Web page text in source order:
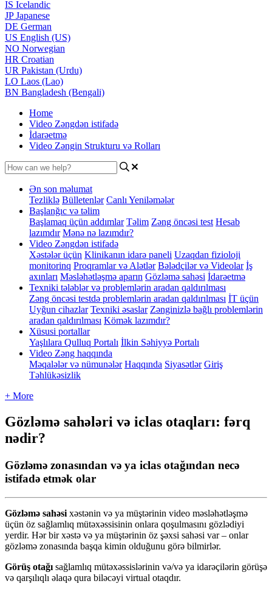
IS Icelandic
JPJapanese
DE German
US English (US)
NO Norwegian
HR Croatian
UR Pakistan (Urdu)
LO Laos (Lao)
BN Bangladesh (Bengali)
Home
Video Zəngdən istifadə
İdarəetmə
Video Zəngin Strukturu və Rolları
Ən son məlumat
Tezliklə Bülletenlər Canlı Yeniləmələr
Başlanğıc və təlim
Başlamaq üçün addımlar Təlim Zəng öncəsi test Hesab
lazımdır Mənə nə lazımdır?
Video Zəngdən istifadə
Xəstələr üçün Klinikanın idarə paneli Uzaqdan fizioloji
monitorinq Proqramlar və Alətlər Bələdçilər və Videolar İş
axınları Məsləhətləşmə aparın Gözləmə sahəsi İdarəetmə
Texniki tələblər və problemlərin aradan qaldırılması
Zəng öncəsi testdə problemlərin aradan qaldırılması İT üçün
Uyğun cihazlar Texniki əsaslar Zənginizlə bağlı problemlərin
aradan qaldırılması Kömək lazımdır?
Xüsusi portallar
Yaşlılara Qulluq Portalı İlkin Səhiyyə Portalı
Video Zəng haqqında
Məqalələr və nümunələr Haqqında Siyasətlər Giriş
Təhlükəsizlik
+ More
Gözləmə sahələri və iclas otaqları: fərq
nədir?
Gözləmə zonasından və ya iclas otağından necə
istifadə etmək olar
Gözləmə sahəsi xəstənin və ya müştərinin video məsləhətləşmə
üçün öz sağlamlıq mütəxəssisinin onlara qoşulmasını gözlədiyi
yerdir. Hər bir xəstə və ya müştərinin öz şəxsi sahəsi var – onlar
gözləmə zonasında başqa kimin olduğunu görə bilmirlər.
Görüş otağı sağlamlıq mütəxəssislərinin və/və ya idarəçilərin görüşə
və qarşılıqlı əlaqə qura biləcəyi virtual otaqdır.